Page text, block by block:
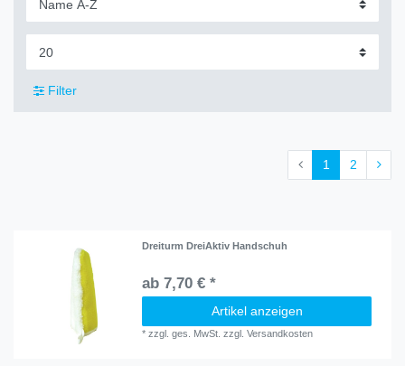
Filter
1 2
Dreiturm DreiAktiv Handschuh
ab 7,70 € *
Artikel anzeigen
*zzgl. ges. MwSt. zzgl.Versandkosten